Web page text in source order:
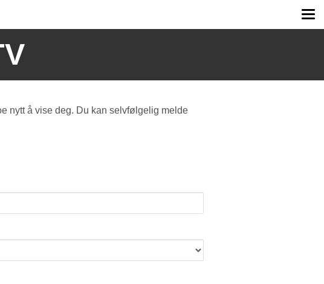
nytt å vise deg. Du kan selvfølgelig melde